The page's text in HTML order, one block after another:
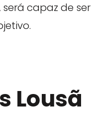
capaz de ser
Lousã